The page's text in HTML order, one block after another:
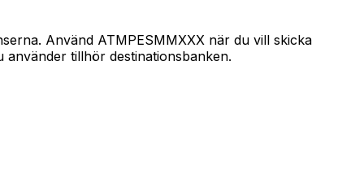
Använd ATMPESMMXXX när du vill skicka
använder tillhör destinationsbanken.